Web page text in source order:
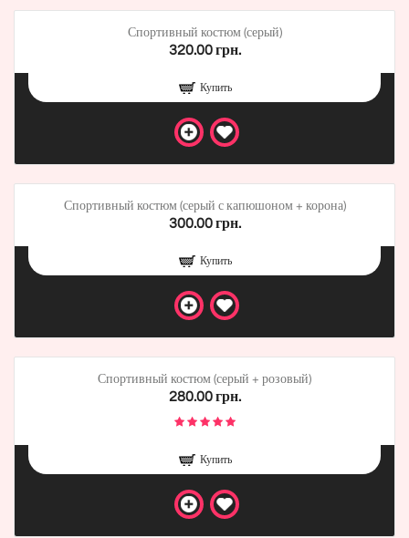
Спортивный костюм (серый)
320.00 грн.
Купить
Спортивный костюм (серый с капюшоном + корона)
300.00 грн.
Купить
Спортивный костюм (серый + розовый)
280.00 грн.
Купить